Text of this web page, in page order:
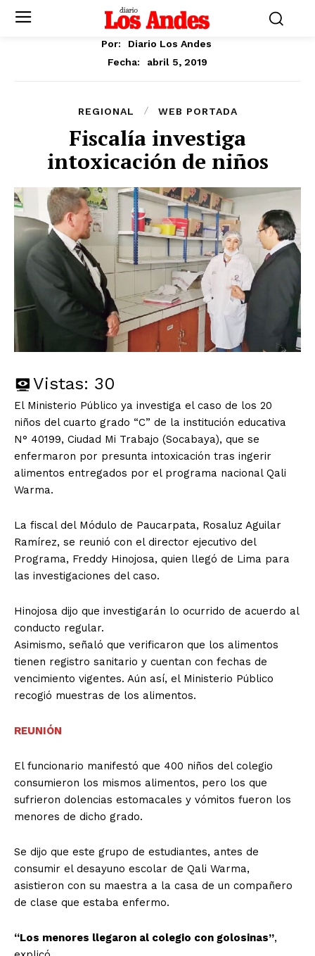
Por:
Diario Los Andes
Fecha:
abril 5, 2019
REGIONAL WEB PORTADA
Fiscalía investiga
intoxicación de niños
Vistas: 30
El Ministerio Público ya investiga el caso de los 20
niños del cuarto grado “C” de la institución educativa
N° 40199, Ciudad Mi Trabajo (Socabaya), que se
enfermaron por presunta intoxicación tras ingerir
alimentos entregados por el programa nacional Qali
Warma.
La fiscal del Módulo de Paucarpata, Rosaluz Aguilar
Ramírez, se reunió con el director ejecutivo del
Programa, Freddy Hinojosa, quien llegó de Lima para
las investigaciones del caso.
Hinojosa dijo que investigarán lo ocurrido de acuerdo al
conducto regular.
Asimismo, señaló que verificaron que los alimentos
tienen registro sanitario y cuentan con fechas de
vencimiento vigentes. Aún así, el Ministerio Público
recogió muestras de los alimentos.
REUNIÓN
El funcionario manifestó que 400 niños del colegio
consumieron los mismos alimentos, pero los que
sufrieron dolencias estomacales y vómitos fueron los
menores de dicho grado.
Se dijo que este grupo de estudiantes, antes de
consumir el desayuno escolar de Qali Warma,
asistieron con su maestra a la casa de un compañero
de clase que estaba enfermo.
“Los menores llegaron al colegio con golosinas”,